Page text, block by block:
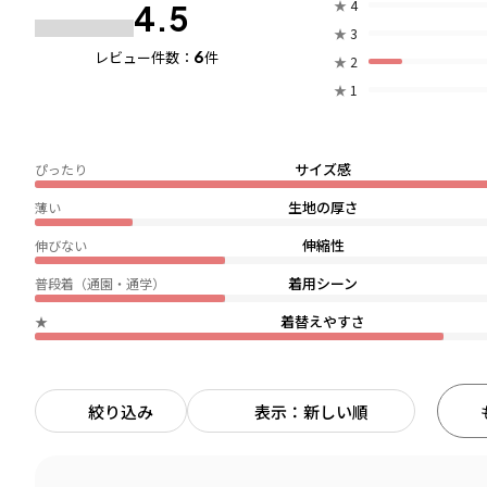
4.5
レビュー件数： 6件
★ 4
★ 3
★ 2
★ 1
サイズ感
ぴったり
生地の厚さ
薄い
伸縮性
伸びない
着用シーン
普段着（通園・通学）
着替えやすさ
★
絞り込み 表示：新しい順